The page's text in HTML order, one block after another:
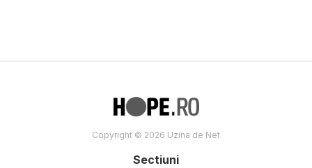
Copyright © 2026 Uzina de Net
Sectiuni